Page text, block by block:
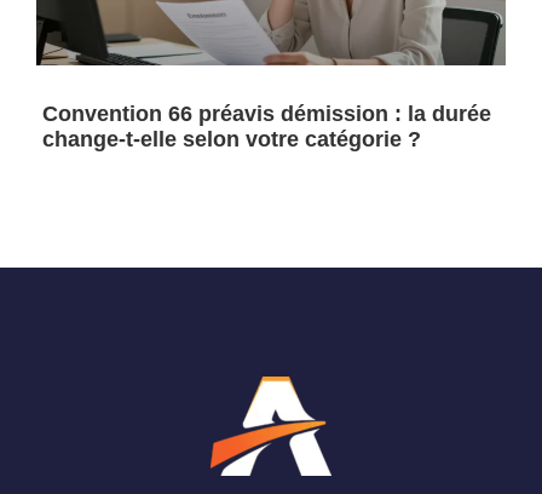
Convention 66 préavis démission : la durée
change-t-elle selon votre catégorie ?